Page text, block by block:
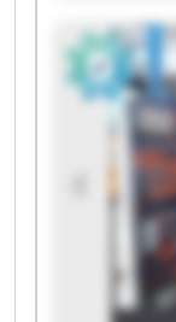
GmbH SK
GmbH SK
Maschinen-
GmbH SK
Maschinen-
GmbH SK
Maschinen-